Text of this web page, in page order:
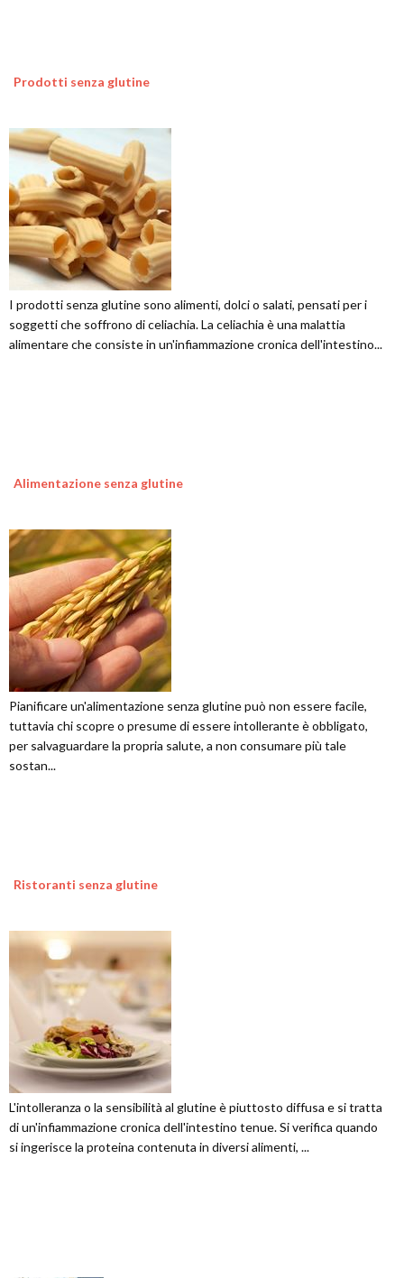
Prodotti senza glutine
I prodotti senza glutine sono alimenti, dolci o salati, pensati per i
soggetti che soffrono di celiachia. La celiachia è una malattia
alimentare che consiste in un'infiammazione cronica dell'intestino...
Alimentazione senza glutine
Pianificare un'alimentazione senza glutine può non essere facile,
tuttavia chi scopre o presume di essere intollerante è obbligato,
per salvaguardare la propria salute, a non consumare più tale
sostan...
Ristoranti senza glutine
L'intolleranza o la sensibilità al glutine è piuttosto diffusa e si tratta
di un'infiammazione cronica dell'intestino tenue. Si verifica quando
si ingerisce la proteina contenuta in diversi alimenti, ...